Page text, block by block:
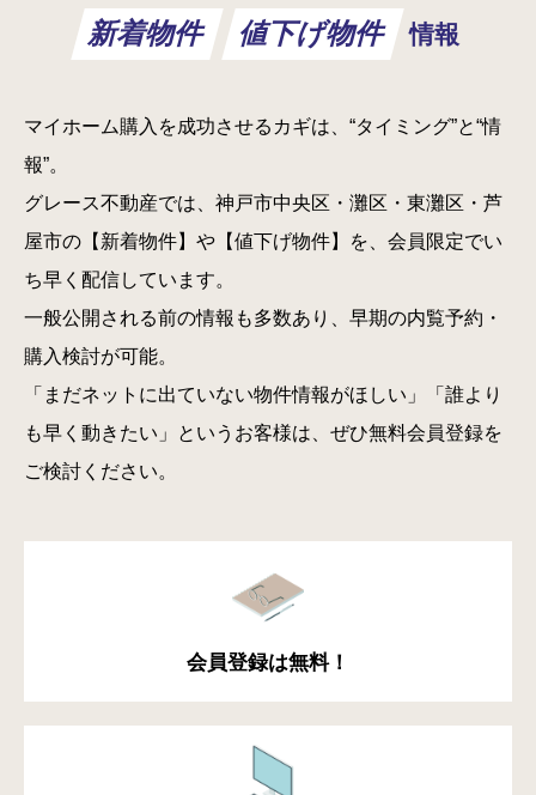
新着物件 値下げ物件 情報
マイホーム購入を成功させるカギは、“タイミング”と“情
報”。
グレース不動産では、神戸市中央区・灘区・東灘区・芦
屋市の【新着物件】や【値下げ物件】を、会員限定でい
ち早く配信しています。
一般公開される前の情報も多数あり、早期の内覧予約・
購入検討が可能。
「まだネットに出ていない物件情報がほしい」「誰より
も早く動きたい」というお客様は、ぜひ無料会員登録を
ご検討ください。
会員登録は無料！